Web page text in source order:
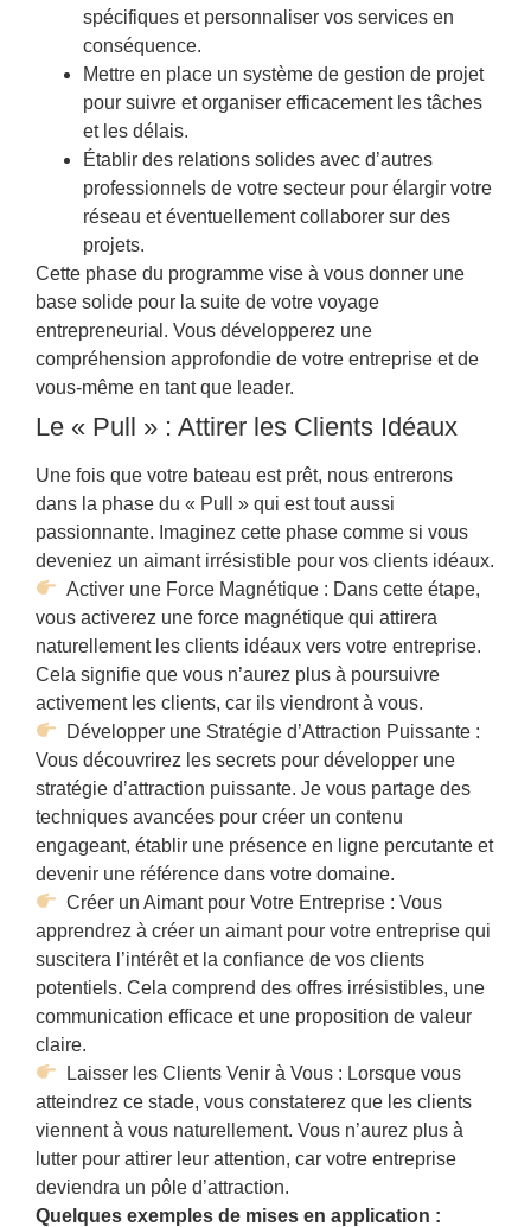
spécifiques et personnaliser vos services en
conséquence.
Mettre en place un système de gestion de projet
pour suivre et organiser efficacement les tâches
et les délais.
Établir des relations solides avec d’autres
professionnels de votre secteur pour élargir votre
réseau et éventuellement collaborer sur des
projets.
Cette phase du programme vise à vous donner une
base solide pour la suite de votre voyage
entrepreneurial. Vous développerez une
compréhension approfondie de votre entreprise et de
vous-même en tant que leader.
Le « Pull » : Attirer les Clients Idéaux
Une fois que votre bateau est prêt, nous entrerons
dans la phase du « Pull » qui est tout aussi
passionnante. Imaginez cette phase comme si vous
deveniez un aimant irrésistible pour vos clients idéaux.
Activer une Force Magnétique : Dans cette étape,
vous activerez une force magnétique qui attirera
naturellement les clients idéaux vers votre entreprise.
Cela signifie que vous n’aurez plus à poursuivre
activement les clients, car ils viendront à vous.
Développer une Stratégie d’Attraction Puissante :
Vous découvrirez les secrets pour développer une
stratégie d’attraction puissante. Je vous partage des
techniques avancées pour créer un contenu
engageant, établir une présence en ligne percutante et
devenir une référence dans votre domaine.
Créer un Aimant pour Votre Entreprise : Vous
apprendrez à créer un aimant pour votre entreprise qui
suscitera l’intérêt et la confiance de vos clients
potentiels. Cela comprend des offres irrésistibles, une
communication efficace et une proposition de valeur
claire.
Laisser les Clients Venir à Vous : Lorsque vous
atteindrez ce stade, vous constaterez que les clients
viennent à vous naturellement. Vous n’aurez plus à
lutter pour attirer leur attention, car votre entreprise
deviendra un pôle d’attraction.
Quelques exemples de mises en application :